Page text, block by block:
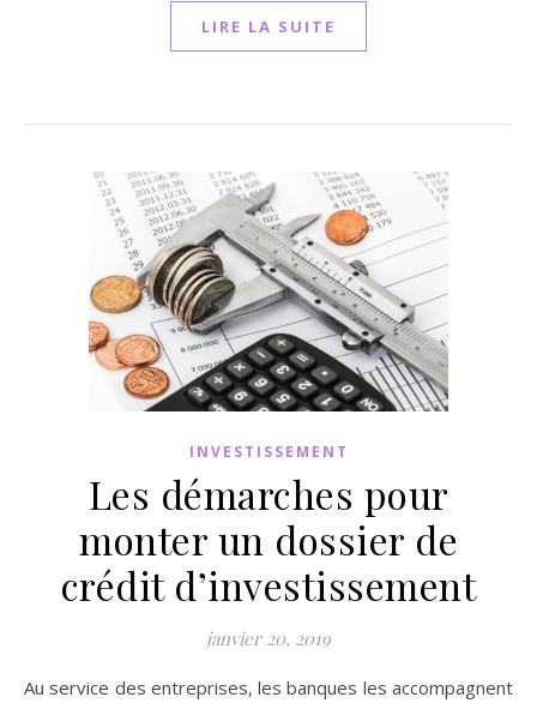
LIRE LA SUITE
INVESTISSEMENT
Les démarches pour
monter un dossier de
crédit d’investissement
janvier 20, 2019
Au service des entreprises, les banques les accompagnent